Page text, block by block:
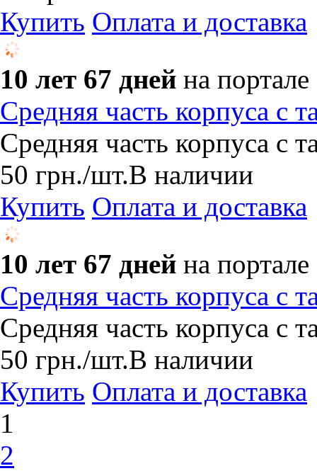
Купить Оплата и доставка
10 лет 67 дней на портале
Средняя часть корпуса с
Средняя часть корпуса с
50 грн./шт.В наличии
Купить Оплата и доставка
10 лет 67 дней на портале
Средняя часть корпуса с
Средняя часть корпуса с
50 грн./шт.В наличии
Купить Оплата и доставка
1
2